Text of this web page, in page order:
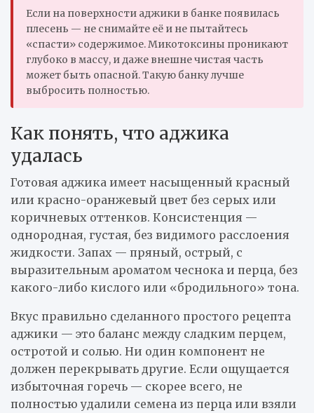
Если на поверхности аджики в банке появилась
плесень — не снимайте её и не пытайтесь
«спасти» содержимое. Микотоксины проникают
глубоко в массу, и даже внешне чистая часть
может быть опасной. Такую банку лучше
выбросить полностью.
Как понять, что аджика
удалась
Готовая аджика имеет насыщенный красный
или красно-оранжевый цвет без серых или
коричневых оттенков. Консистенция —
однородная, густая, без видимого расслоения
жидкости. Запах — пряный, острый, с
выразительным ароматом чеснока и перца, без
какого-либо кислого или «бродильного» тона.
Вкус правильно сделанного простого рецепта
аджики — это баланс между сладким перцем,
остротой и солью. Ни один компонент не
должен перекрывать другие. Если ощущается
избыточная горечь — скорее всего, не
полностью удалили семена из перца или взяли